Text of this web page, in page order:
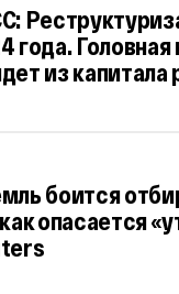
года.
из капитала
боится
опасается